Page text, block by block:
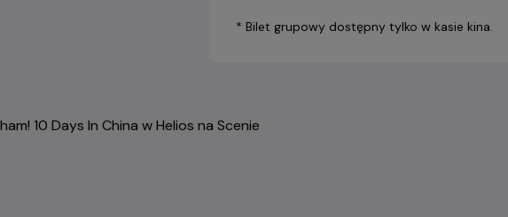
* Bilet grupowy dostępny tylko w kasie kina.